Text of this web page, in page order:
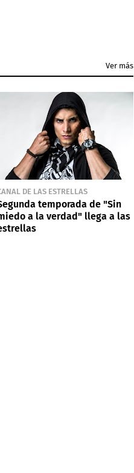
Ver más
DE LAS ESTRELLAS
temporada de "Sin
a la verdad" llega a las